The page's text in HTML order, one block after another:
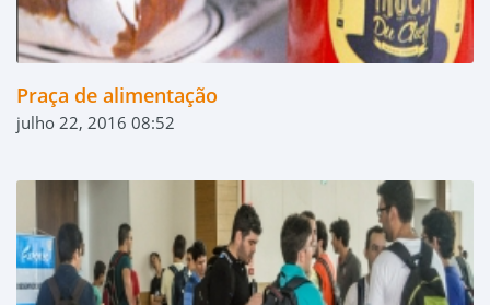
Praça de alimentação
julho 22, 2016 08:52